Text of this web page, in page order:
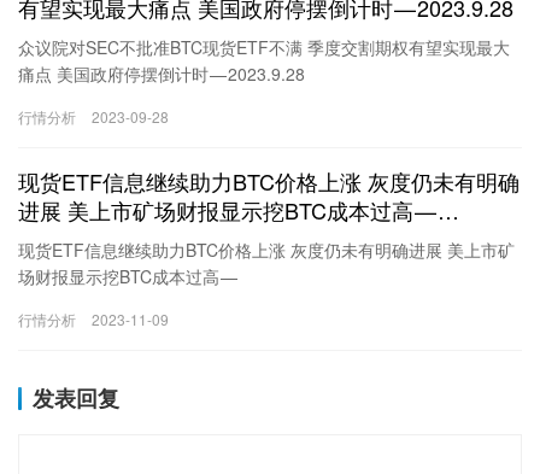
有望实现最大痛点 美国政府停摆倒计时 — 2023.9.28​
众议院对SEC不批准BTC现货ETF不满 季度交割期权有望实现最大
痛点 美国政府停摆倒计时 — 2023.9.28​
/href今天可以说的内容实在是有限，所以季度交割期权的数据还要
的最大痛点仍然是26,500美元，空多比是0.58都和昨天一样，没有
任何的变化。目前BTC的价格也在逐渐的向最大痛点靠拢，虽然现
行情分析 2023-09-28
现货ETF信息继续助力BTC价格上涨 灰度仍未有明确
进展 美上市矿场财报显示挖BTC成本过高 —
2023.11.9
现货ETF信息继续助力BTC价格上涨 灰度仍未有明确进展 美上市矿
场财报显示挖BTC成本过高 —
8620c429/href一觉醒来发现BTC冲破36,000美元了，值得开心，尤
都有不错的涨幅，不过这次的上涨仍然是在预期BTC现货ETF会短期
通过的情况下对市场的刺激，这也得益于今天凌晨2点30分彭博社分
行情分析 2023-11-09
发表回复